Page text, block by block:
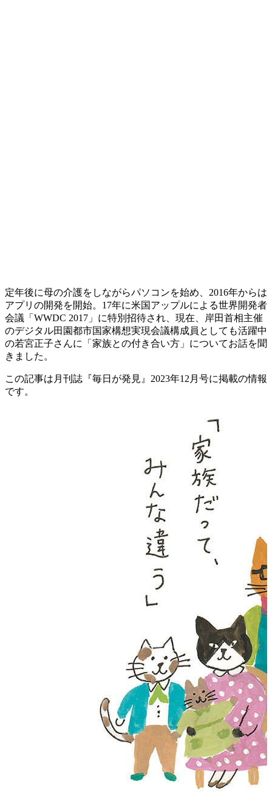
定年後に母の介護をしながらパソコンを始め、2016年からは
アプリの開発を開始。17年に米国アップルによる世界開発者
会議「WWDC 2017」に特別招待され、現在、岸田首相主催
のデジタル田園都市国家構想実現会議構成員としても活躍中
の若宮正子さんに「家族との付き合い方」についてお話を聞
きました。
この記事は月刊誌『毎日が発見』2023年12月号に掲載の情報
です。